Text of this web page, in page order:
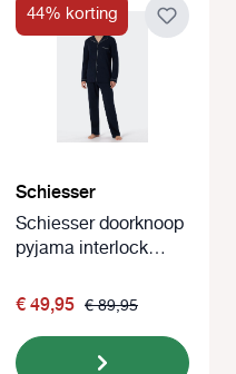
44% korting
Schiesser
Schiesser doorknoop
pyjama interlock
€ 49,95 € 89,95